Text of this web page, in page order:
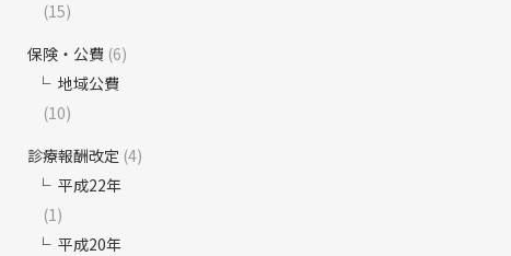
(15)
保険・公費 (6)
地域公費
(10)
診療報酬改定 (4)
平成22年
(1)
平成20年